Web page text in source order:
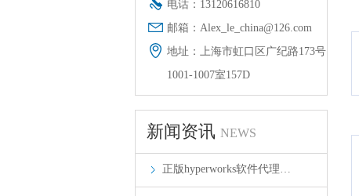
电话：13120616810
邮箱：Alex_le_china@126.com
地址：上海市虹口区广纪路173号
1001-1007室157D
新闻资讯 NEWS
正版hyperworks软件代理…